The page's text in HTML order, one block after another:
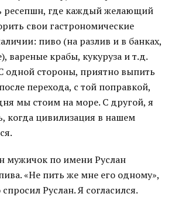
ресепшн, где каждый желающий
свои гастрономические
пиво (на разлив и в банках,
вареные крабы, кукуруза и т.д.
одной стороны, приятно выпить
перехода, с той поправкой,
мы стоим на море. С другой, я
когда цивилизация в нашем
мужичок по имени Руслан
«Не пить же мне его одному»,
Руслан. Я согласился.